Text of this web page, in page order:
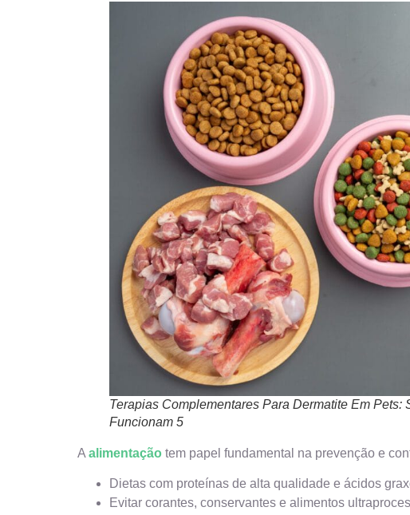
Terapias Complementares Para Dermatite Em
Funcionam 5
A alimentação tem papel fundamental na prevenção e
Dietas com proteínas de alta qualidade e ácidos
Evitar corantes, conservantes e alimentos